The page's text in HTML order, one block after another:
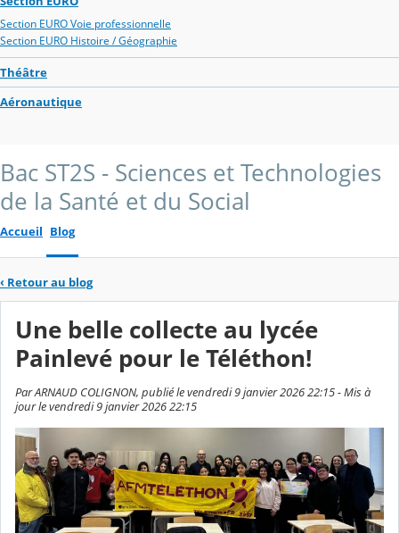
Section EURO Voie professionnelle
Section EURO Histoire / Géographie
Théâtre
Aéronautique
Bac ST2S - Sciences et Technologies
de la Santé et du Social
Accueil Blog
‹ Retour au blog
Une belle collecte au lycée
Painlevé pour le Téléthon!
Par ARNAUD COLIGNON, publié le vendredi 9 janvier 2026 22:15 - Mis à
jour le vendredi 9 janvier 2026 22:15